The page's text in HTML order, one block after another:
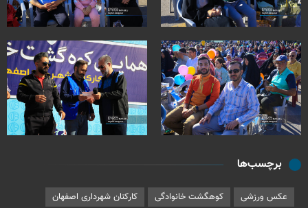
برچسب‌ها
عکس ورزشی کوهگشت خانوادگی
کارکنان شهرداری اصفهان